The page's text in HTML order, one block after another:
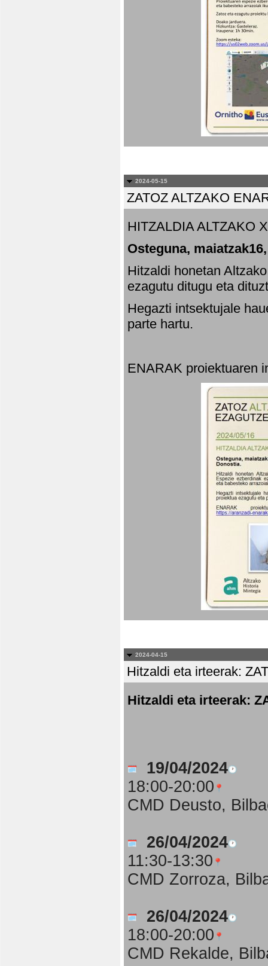
2024-05-15
ZATOZ ALTZAKO
HITZALDIA ALTZAKO
Osteguna,
Hitzaldi honetan
ezagutu ditugu eta
Hegazti intsektujale
parte hartu.
ENARAK proiektuaren
2024-04-15
Hitzaldi eta irteerak:
Hitzaldi eta irteerak:
19/04/2024
18:00-20:00
CMD Deusto,
26/04/2024
11:30-13:30
CMD Zorroza,
26/04/2024
18:00-20:00
CMD Rekalde,